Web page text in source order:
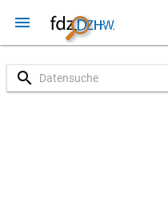
menu
search